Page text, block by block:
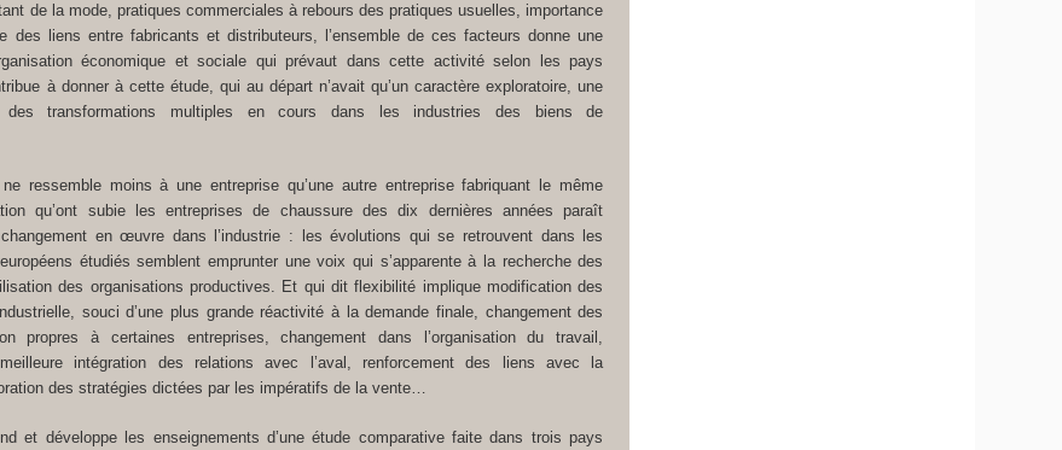
de la mode, pratiques commerciales à rebours des pratiques usuelles, importance
des liens entre fabricants et distributeurs, l’ensemble de ces facteurs donne une
économique et sociale qui prévaut dans cette activité selon les pays
à donner à cette étude, qui au départ n’avait qu’un caractère exploratoire, une
des transformations multiples en cours dans les industries des biens de
ressemble moins à une entreprise qu’une autre entreprise fabriquant le même
qu’ont subie les entreprises de chaussure des dix dernières années paraît
changement en œuvre dans l’industrie : les évolutions qui se retrouvent dans les
étudiés semblent emprunter une voix qui s’apparente à la recherche des
des organisations productives. Et qui dit flexibilité implique modification des
souci d’une plus grande réactivité à la demande finale, changement des
propres à certaines entreprises, changement dans l’organisation du travail,
intégration des relations avec l’aval, renforcement des liens avec la
des stratégies dictées par les impératifs de la vente…
et développe les enseignements d’une étude comparative faite dans trois pays